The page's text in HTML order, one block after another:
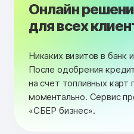
Онлайн
для всех
Никаких визитов в банк
После одобрения
на счет топливных карт
моментально. Сервис
«СБЕР бизнес».